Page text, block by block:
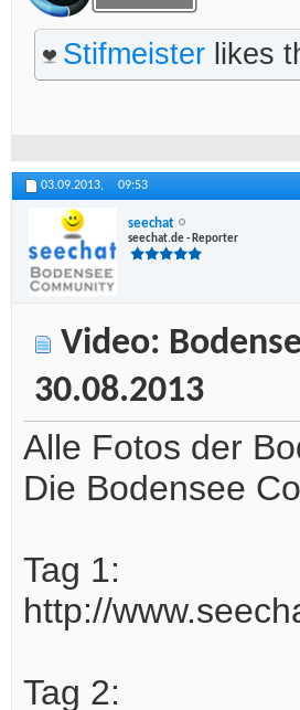
Stifmeister likes
03.09.2013, 09:53
seechat
seechat.de - Reporter
Video:
30.08.2013
Alle Fotos der
Die Bodensee
Tag 1:
http://
Tag 2: